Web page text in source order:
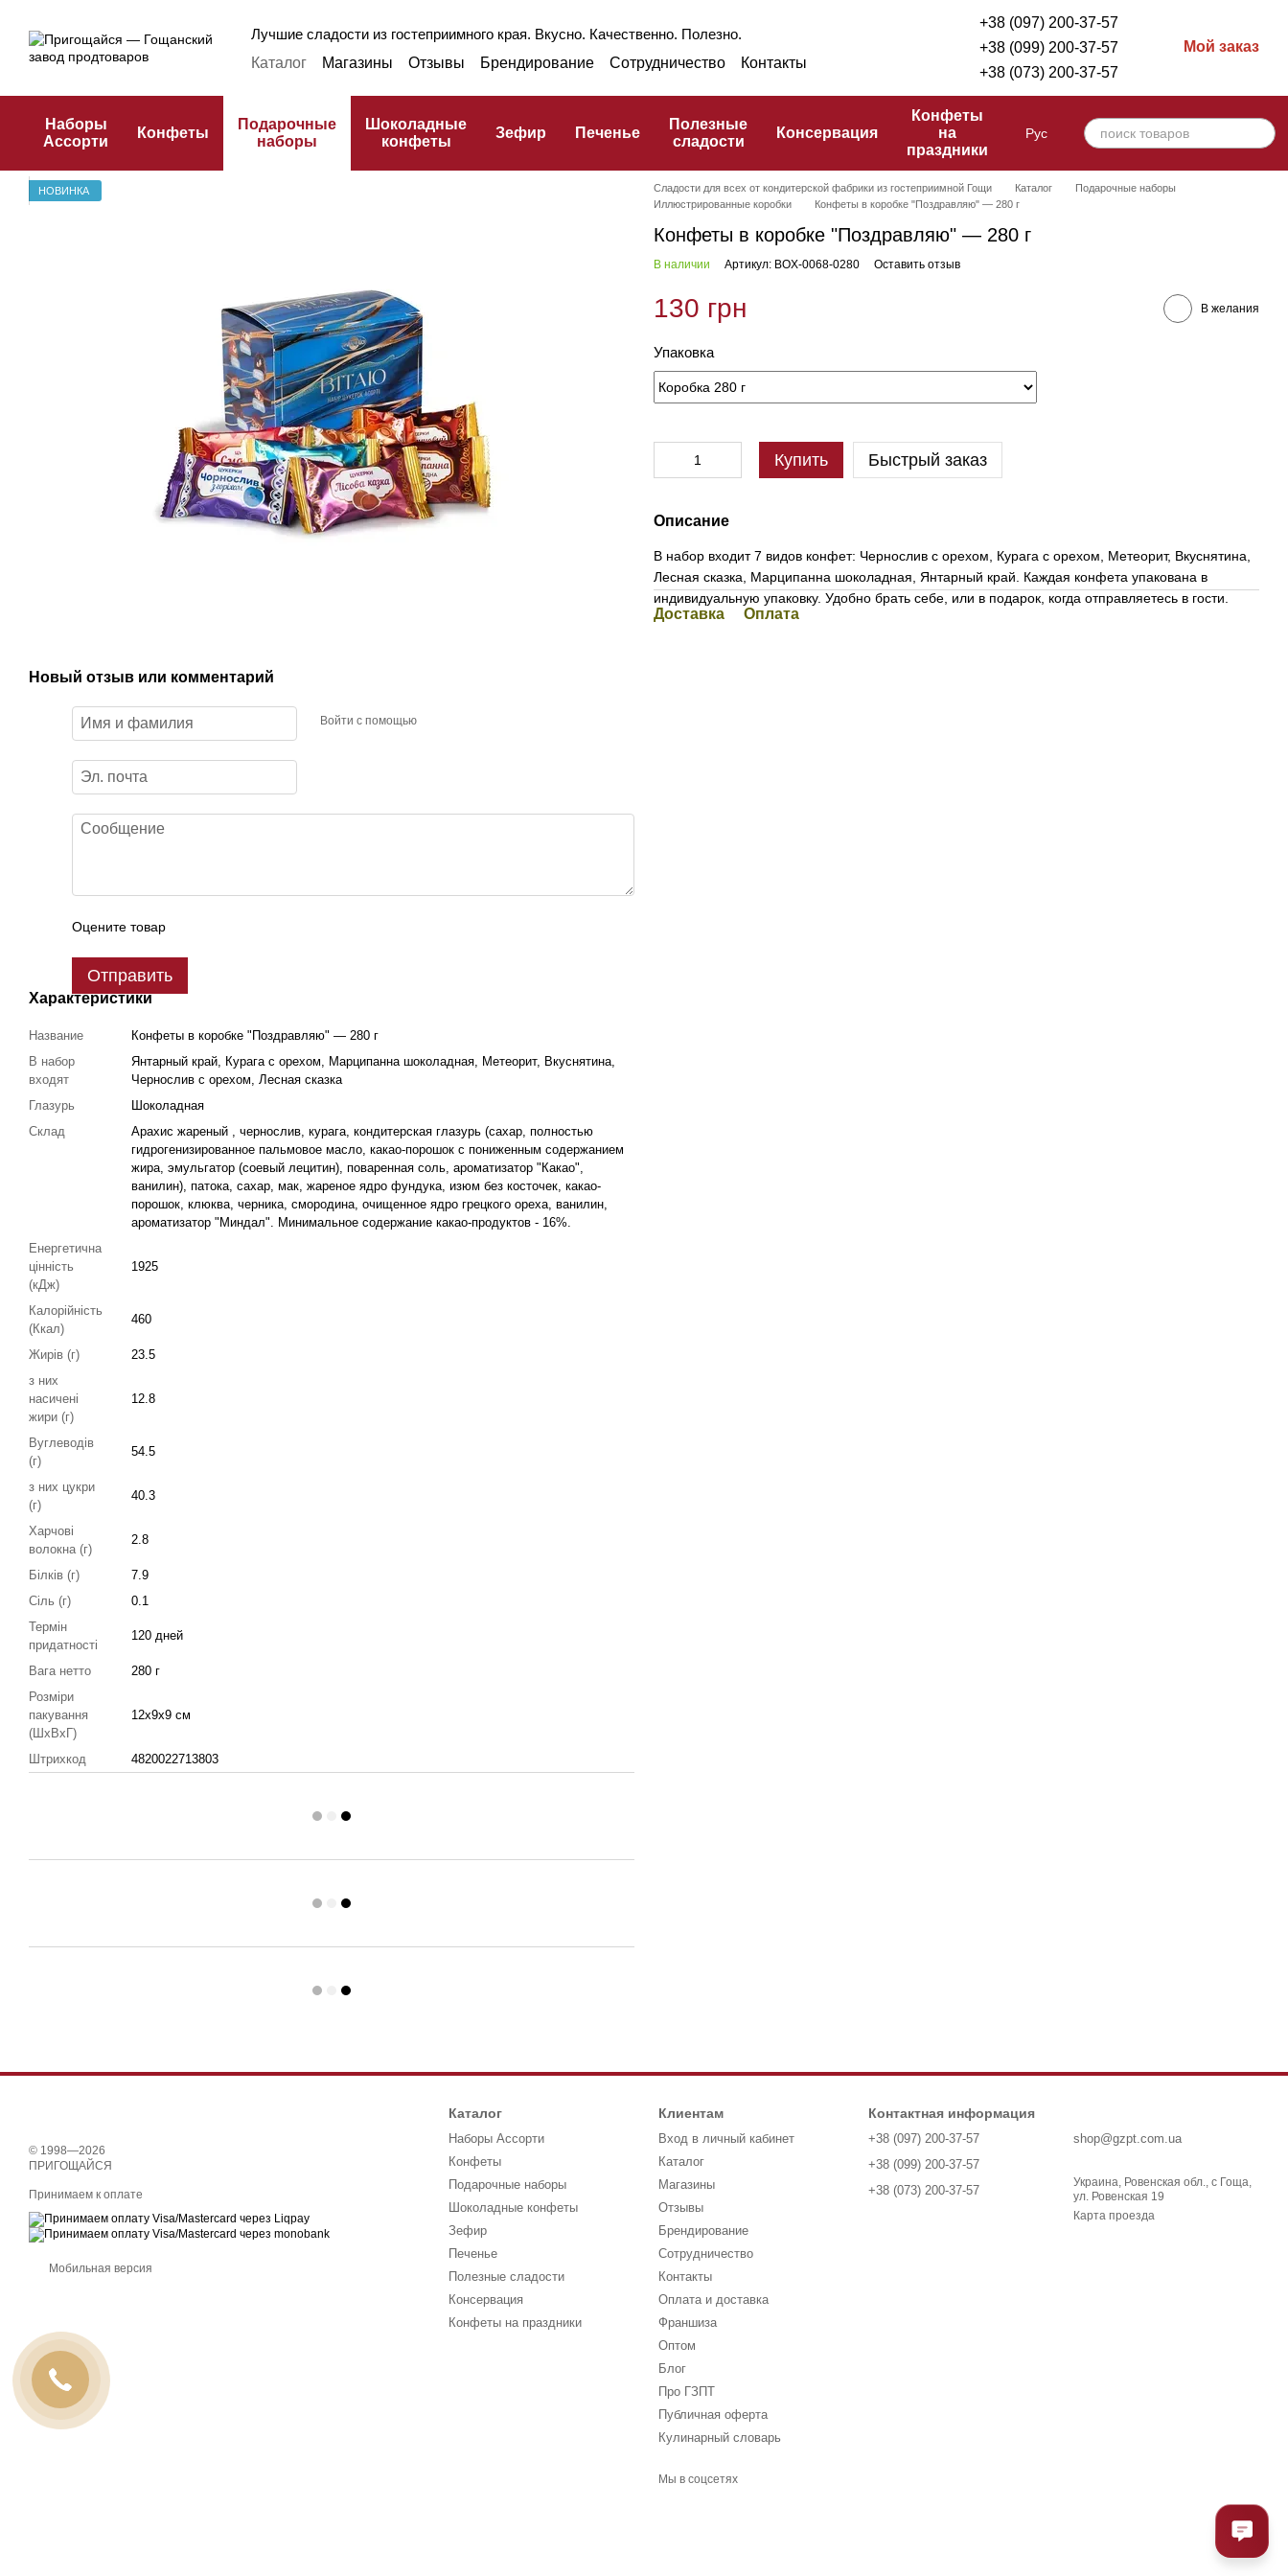
Лучшие сладости из гостеприимного края. Вкусно. Качественно. Полезно.
Каталог
Магазины Отзывы Брендирование Сотрудничество
Контакты
Публичная оферта
Кулинарный словарь
+38 (097) 200-37-57
+38 (099) 200-37-57
+38 (073) 200-37-57
Мой заказ
Наборы
Ассорти
Конфеты
Подарочные
наборы
Шоколадные
конфеты
Зефир Печенье
Полезные
сладости
Консервация
Конфеты
на
праздники
Рус
НОВИНКА
Новый отзыв или комментарий
Войти с помощью
Оцените товар
Отправить
Характеристики
Название
Конфеты в коробке "Поздравляю" — 280 г
В набор
входят
Янтарный край, Курага с орехом, Марципанна шоколадная, Метеорит, Вкуснятина,
Чернослив с орехом, Лесная сказка
Глазурь
Шоколадная
Склад
Арахис жареный , чернослив, курага, кондитерская глазурь (сахар, полностью
гидрогенизированное пальмовое масло, какао-порошок с пониженным содержанием
жира, эмульгатор (соевый лецитин), поваренная соль, ароматизатор "Какао",
ванилин), патока, сахар, мак, жареное ядро фундука, изюм без косточек, какао-
порошок, клюква, черника, смородина, очищенное ядро грецкого ореха, ванилин,
ароматизатор "Миндал". Минимальное содержание какао-продуктов - 16%.
Енергетична
цінність
(кДж)
1925
Калорійність
(Ккал)
460
Жирів (г)
23.5
з них
насичені
жири (г)
12.8
Вуглеводів
(г)
54.5
з них цукри
(г)
40.3
Харчові
волокна (г)
2.8
Білків (г)
7.9
Сіль (г)
0.1
Термін
придатності
120 дней
Вага нетто
280 г
Розміри
пакування
(ШхВхГ)
12х9х9 см
Штрихкод 4820022713803
Сладости для всех от кондитерской фабрики из гостеприимной Гощи Каталог
Подарочные наборы
Иллюстрированные коробки
Конфеты в коробке "Поздравляю" — 280 г
Конфеты в коробке "Поздравляю" — 280 г
В наличии Артикул: BOX-0068-0280 Оставить отзыв
130 грн В желания
Упаковка
Купить Быстрый заказ
Описание
В набор входит 7 видов конфет: Чернослив с орехом, Курага с орехом, Метеорит, Вкуснятина,
Лесная сказка, Марципанна шоколадная, Янтарный край. Каждая конфета упакована в
индивидуальную упаковку. Удобно брать себе, или в подарок, когда отправляетесь в гости.
Доставка Оплата
© 1998—2026
ПРИГОЩАЙСЯ
Принимаем к оплате
Мобильная версия
Каталог
Наборы Ассорти
Конфеты
Подарочные наборы
Шоколадные конфеты
Зефир
Печенье
Полезные сладости
Консервация
Конфеты на праздники
Клиентам
Вход в личный кабинет
Каталог
Магазины
Отзывы
Брендирование
Сотрудничество
Контакты
Оплата и доставка
Франшиза
Оптом
Блог
Про ГЗПТ
Публичная оферта
Кулинарный словарь
Мы в соцсетях
Контактная информация
+38 (097) 200-37-57
+38 (099) 200-37-57
+38 (073) 200-37-57
shop@gzpt.com.ua
Украина, Ровенская обл., с Гоща,
ул. Ровенская 19
Карта проезда